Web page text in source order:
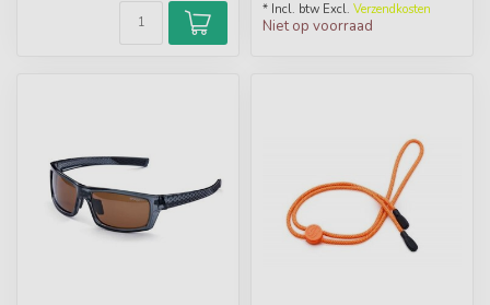
* Incl. btw Excl. Verzendkosten
Niet op voorraad